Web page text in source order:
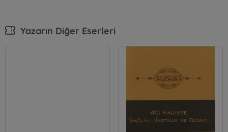
Yazarın Diğer Eserleri